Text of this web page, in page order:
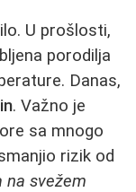
U prošlosti,
porodilja
Danas,
. Važno je
sa mnogo
rizik od
na svežem